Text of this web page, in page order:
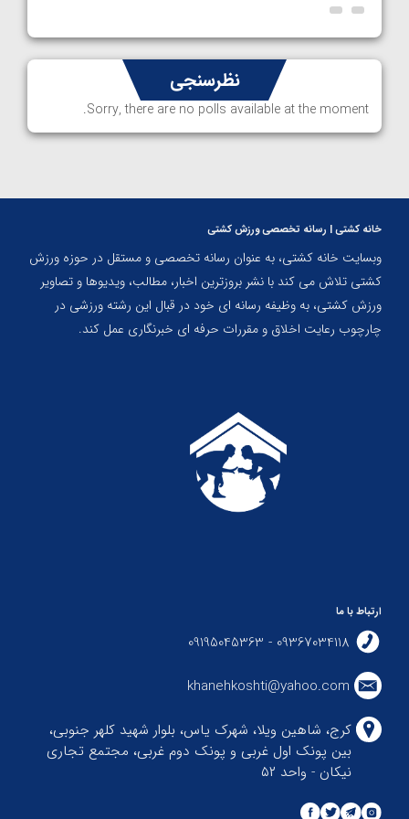
نظرسنجی
Sorry, there are no polls available at the moment.
خانه کشتی | رسانه تخصصی ورزش کشتی
وبسایت خانه کشتی، به عنوان رسانه تخصصی و مستقل در حوزه ورزش
کشتی تلاش می کند با نشر بروزترین اخبار، مطالب، ویدیوها و تصاویر
ورزش کشتی، به وظیفه رسانه ای خود در قبال این رشته ورزشی در
چارچوب رعایت اخلاق و مقررات حرفه ای خبرنگاری عمل کند.
ارتباط با ما
09367034118 - 09195045363
khanehkoshti@yahoo.com
کرج، شاهین ویلا، شهرک یاس، بلوار شهید کلهر جنوبی،
بین پونک اول غربی و پونک دوم غربی، مجتمع تجاری
نیکان - واحد ۵۲